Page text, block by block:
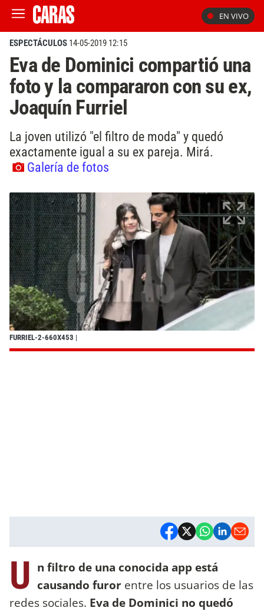
EN VIVO
ESPECTÁCULOS 14-05-2019 12:15
Eva de Dominici compartió una
foto y la compararon con su ex,
Joaquín Furriel
La joven utilizó "el filtro de moda" y quedó
exactamente igual a su ex pareja. Mirá.
Galería de fotos
FURRIEL-2-660X453 |
U n filtro de una conocida app está
causando furor entre los usuarios de las
redes sociales. Eva de Dominici no quedó